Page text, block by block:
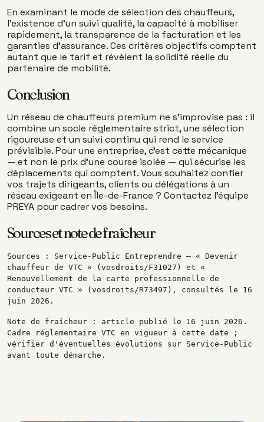
En examinant le mode de sélection des chauffeurs,
l'existence d'un suivi qualité, la capacité à mobiliser
rapidement, la transparence de la facturation et les
garanties d'assurance. Ces critères objectifs comptent
autant que le tarif et révèlent la solidité réelle du
partenaire de mobilité.
Conclusion
Un réseau de chauffeurs premium ne s'improvise pas : il
combine un socle réglementaire strict, une sélection
rigoureuse et un suivi continu qui rend le service
prévisible. Pour une entreprise, c'est cette mécanique
— et non le prix d'une course isolée — qui sécurise les
déplacements qui comptent. Vous souhaitez confier
vos trajets dirigeants, clients ou délégations à un
réseau exigeant en Île-de-France ? Contactez l'équipe
PREYA pour cadrer vos besoins.
Sources et note de fraîcheur
Sources : Service-Public Entreprendre — « Devenir
chauffeur de VTC » (vosdroits/F31027) et «
Renouvellement de la carte professionnelle de
conducteur VTC » (vosdroits/R73497), consultés le 16
juin 2026.
Note de fraîcheur : article publié le 16 juin 2026.
Cadre réglementaire VTC en vigueur à cette date ;
vérifier d'éventuelles évolutions sur Service-Public
avant toute démarche.